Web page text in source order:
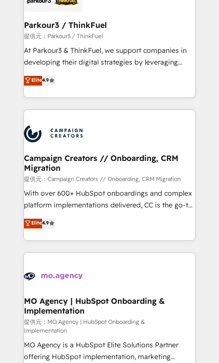
companies scale faster and smarter. 🔹 BOOMS:
Demand generation for all your buyers With BOOMS,
you invest in 100% of your buyers, accelerating your
growth and positioning yourself as an undisputed
transformation process A methodology designed to
implement HubSpot effectively and optimize your
record of business transformation, our growth-first
approach has helped brands dominate their
Parkour3 / ThinkFuel
提供元：Parkour3 / ThinkFuel
At Parkour3 & ThinkFuel, we support companies in
developing their digital strategies by leveraging
technologies and automating their marketing and
sales processes to generate growth. Our offer spans
from Strategy to Operations. We specialize in CRM
onboarding and implementation, web design, sales
extensive experience working with tech companies
and manufacturers since 2002, we are committed to
empowering our clients and developing their
autonomy. Get to grips with HubSpot through
guided implementation and seamless integration of
the CRM platform into your digital ecosystem. Would
you like support in deploying your inbound
to your needs and sales objectives. With 125+
certifications, we are part of the most certified
services are offered in both English & French.
Elite4.9
Campaign Creators // Onboarding, CRM
Migration
提供元：Campaign Creators // Onboarding, CRM Migration
With over 600+ HubSpot onboardings and complex
platform implementations delivered, CC is the go-to
Elite Solutions Partner for businesses ready to
migrate, replatform, and scale smarter. We specialize
in high-impact CRM and CMS migrations and
onboarding from platforms like Salesforce, NetSuite,
WordPress and legacy CRMs, turning fragmented
architectures that accelerate revenue operations and
performance. - Multi-object CRM migration, cleanup,
and implementation. - Pre-built and custom
integrations across your full tech stack. - Custom
object setup, CMS builds, and full-funnel automation.
- Dashboards, lifecycle campaigns, and lead
Elite4.9
MO Agency | HubSpot Onboarding &
Implementation
提供元：MO Agency | HubSpot Onboarding &
Implementation
MO Agency is a HubSpot Elite Solutions Partner
offering HubSpot implementation, marketing